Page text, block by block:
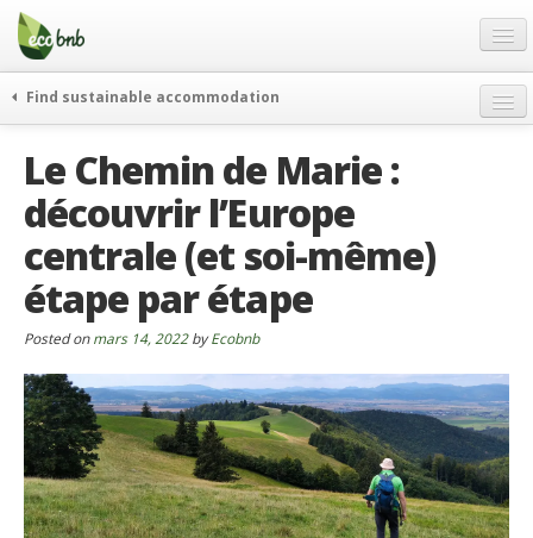
Menu
Skip
content
Offres Spéciales
FAQ
À propos
Partenaires
Contacts
French
German
English
Spanish
French
Find sustainable accommodation
Le Chemin de Marie :
découvrir l’Europe
centrale (et soi-même)
étape par étape
Posted onmars 14, 2022byEcobnb